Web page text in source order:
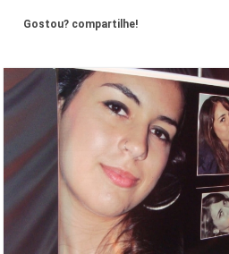
Gostou? compartilhe!